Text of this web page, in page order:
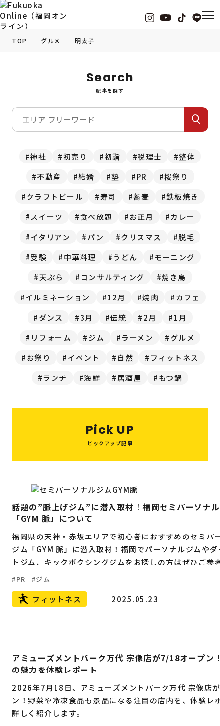
観光・お出かけ
福岡のイベント
福岡のビューティー情報
福岡の フィットネス情報
福岡の教育・子育て 情報
福岡のビジネス 情報
TOP グルメ 明太子
Search
記事を探す
神社 初売り 初詣 税理士
整体
不動産
結婚 塾 PR
桜祭り
クラフトビール
寿司 蕎麦
鉄板焼き
スイーツ
食べ放題 お正月
カレー
イタリアン
パン クリスマス
脱毛
受験
中華料理 うどん
モーニング
天ぷら
コンサルティング
焼き鳥
イルミネーション
12月 焼肉
カフェ
ダンス
3月 伝統 2月
1月
リフォーム
ジム ラーメン
グルメ
お祭り
イベント 自然
フィットネス
ランチ
海鮮 居酒屋 もつ鍋
Pick UP
ピックアップ記事
話題の”脈上げジム”に潜入取材！福岡セミパーソナ
「GYM 脈」について
福岡県の天神・赤坂エリアで初心者におすすめのセミパ
ジム「GYM 脈」に潜入取材！福岡でパーソナルジムや
トジム、キックボクシングジムをお探しの方はぜひご参
PR ジム
フィットネス 2025.05.23
アミューズメントパーク万代 宗像店が7/18オープン
の魅力を体験レポート
2026年7月18日、アミューズメントパーク万代 宗像店
ン！野菜や冷凍食品も景品になる注目の店内を、体験レ
詳しく紹介します。